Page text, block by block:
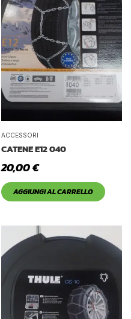
ACCESSORI
CATENE E12 040
20,00€
AGGIUNGI AL CARRELLO